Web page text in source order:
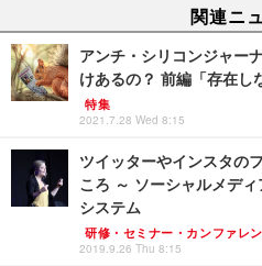
関連ニ
アンチ・シリコンジャー
けあるの？ 前編「存在し
特集
2021.7.28 Wed 8:15
ツイッターやインスタの
ころ ～ ソーシャルメデ
システム
研修・セミナー・カンファレ
2019.9.26 Thu 8:15